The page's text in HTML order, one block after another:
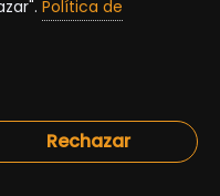
Política de
Rechazar